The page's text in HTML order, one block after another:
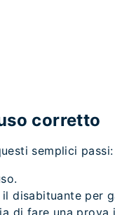
corretto
semplici passi:
disabituante per
di fare una prova